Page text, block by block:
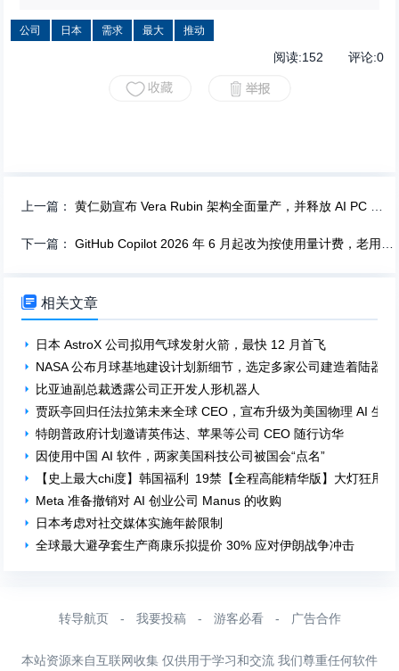
公司 日本 需求 最大 推动
阅读:152 评论:0
上一篇：黄仁勋宣布 Vera Rubin 架构全面量产，并释放 AI PC 信号
下一篇：GitHub Copilot 2026 年 6 月起改为按使用量计费，老用户调用 GPT-5.5 乘数达 57 倍
 相关文章
日本 AstroX 公司拟用气球发射火箭，最快 12 月首飞
NASA 公布月球基地建设计划新细节，选定多家公司建造着陆器
比亚迪副总裁透露公司正开发人形机器人
贾跃亭回归任法拉第未来全球 CEO，宣布升级为美国物理 AI 生
特朗普政府计划邀请英伟达、苹果等公司 CEO 随行访华
因使用中国 AI 软件，两家美国科技公司被国会“点名”
【史上最大chi度】韩国福利 19禁【全程高能精华版】大灯狂甩
Meta 准备撤销对 AI 创业公司 Manus 的收购
日本考虑对社交媒体实施年龄限制
全球最大避孕套生产商康乐拟提价 30% 应对伊朗战争冲击
转导航页 - 我要投稿 - 游客必看 - 广告合作
本站资源来自互联网收集 仅供用于学习和交流 我们尊重任何软件